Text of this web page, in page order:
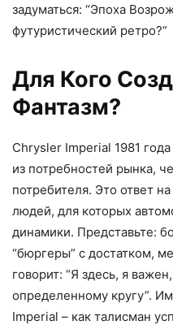
задуматься: “Эпоха
футуристический ретро?”
Для Кого
Фантазм?
Chrysler Imperial 1981
из потребностей рынка,
потребителя. Это ответ
людей, для которых
динамики. Представьте:
“бюргеры” с достатком,
говорит: “Я здесь, я
определенному кругу”.
Imperial – как талисман